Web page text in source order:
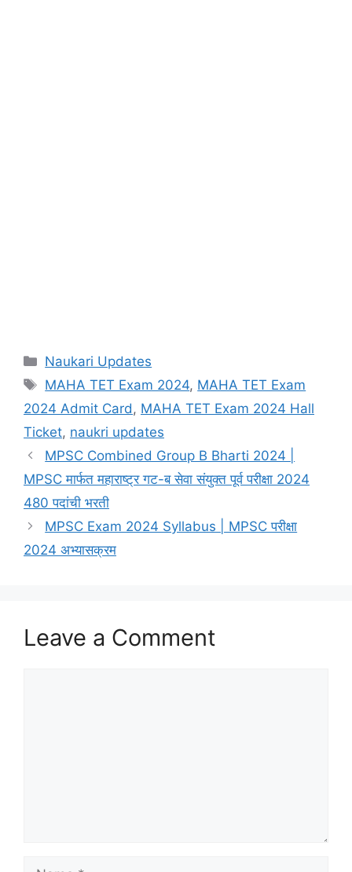
Categories
Naukari Updates
Tags
MAHA TET Exam 2024, MAHA TET Exam
2024 Admit Card , MAHA TET Exam 2024 Hall
Ticket, naukri updates
MPSC Combined Group B Bharti 2024 |
MPSC मार्फत महाराष्ट्र गट-ब सेवा संयुक्त पूर्व परीक्षा 2024
480 पदांची भरती
MPSC Exam 2024 Syllabus | MPSC परीक्षा
2024 अभ्यासक्रम
Leave a Comment